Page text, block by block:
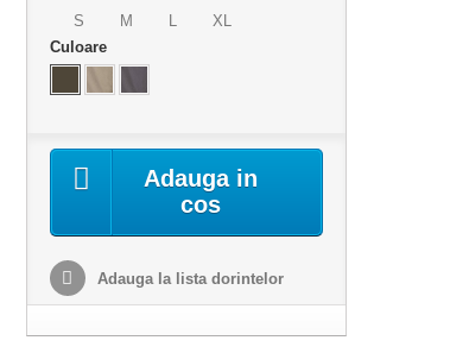
S
M L
XL
Culoare
Adauga in
cos
Adauga la lista dorintelor